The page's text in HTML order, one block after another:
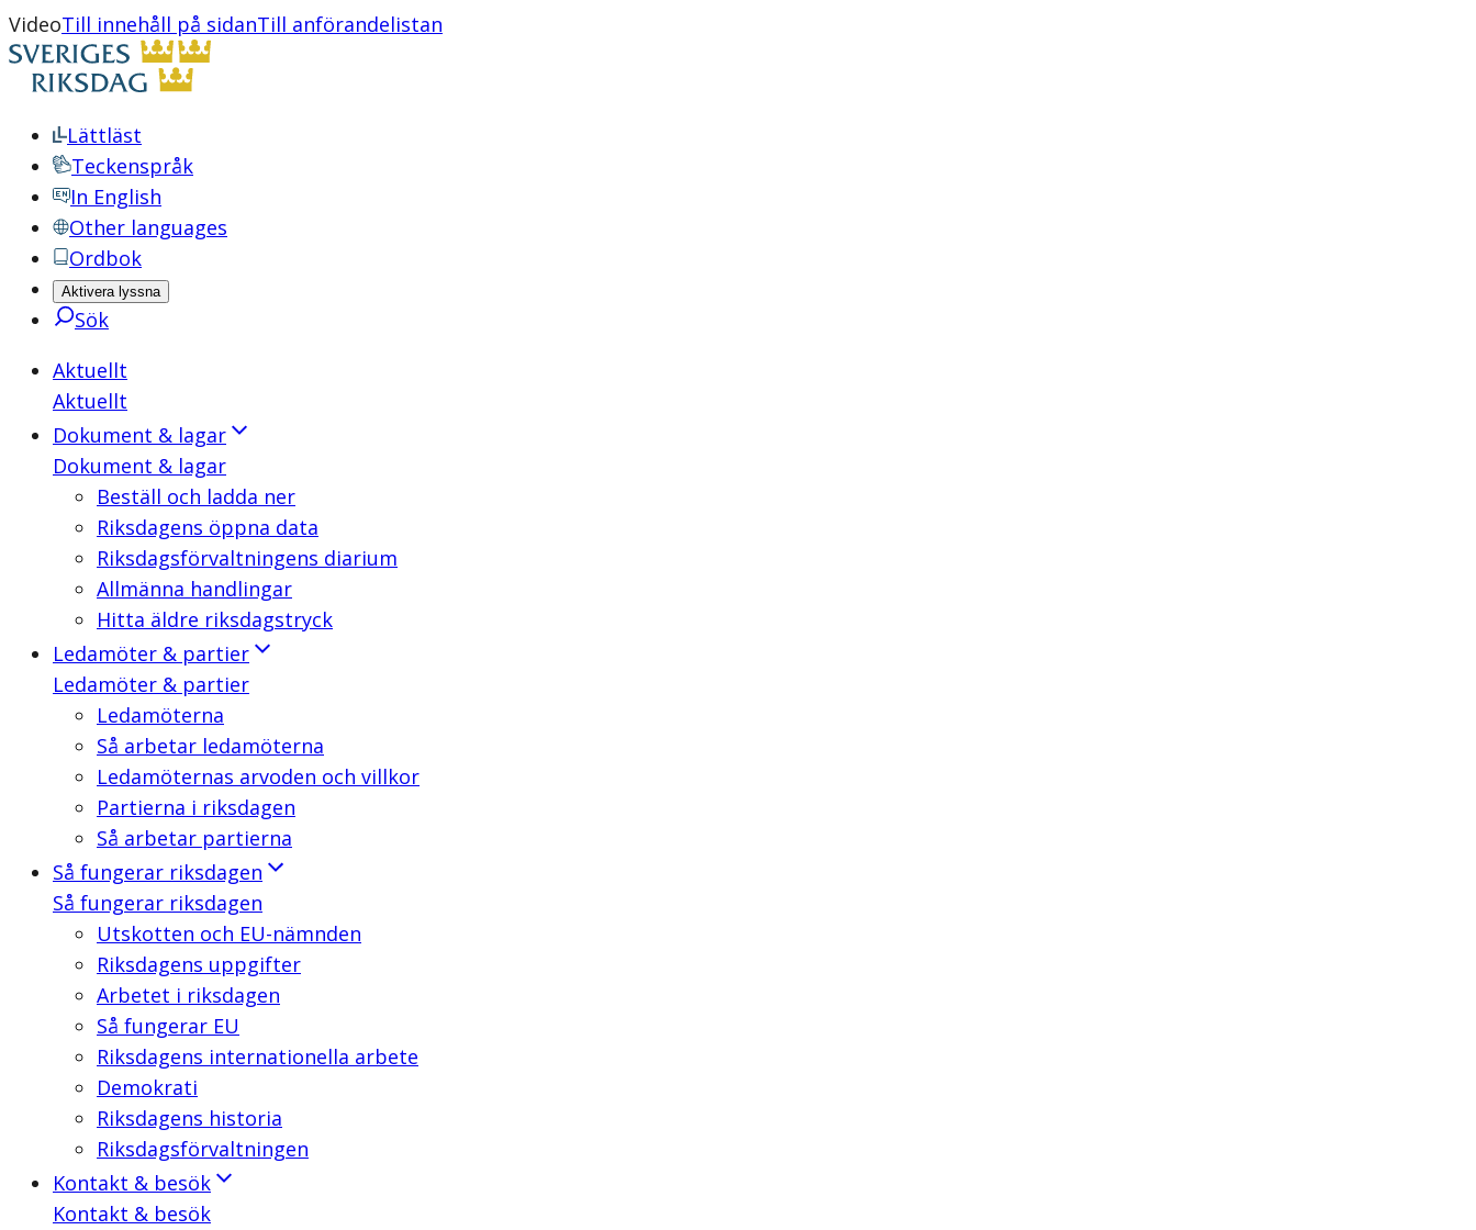
VideoTill innehåll på sidanTill anförandelistan
Lättläst
Teckenspråk
In English
Other languages
Ordbok
Aktivera lyssna
Sök
Aktuellt
Aktuellt
Dokument & lagar
Dokument & lagar
Beställ och ladda ner
Riksdagens öppna data
Riksdagsförvaltningens diarium
Allmänna handlingar
Hitta äldre riksdagstryck
Ledamöter & partier
Ledamöter & partier
Ledamöterna
Så arbetar ledamöterna
Ledamöternas arvoden och villkor
Partierna i riksdagen
Så arbetar partierna
Så fungerar riksdagen
Så fungerar riksdagen
Utskotten och EU-nämnden
Riksdagens uppgifter
Arbetet i riksdagen
Så fungerar EU
Riksdagens internationella arbete
Demokrati
Riksdagens historia
Riksdagsförvaltningen
Kontakt & besök
Kontakt & besök